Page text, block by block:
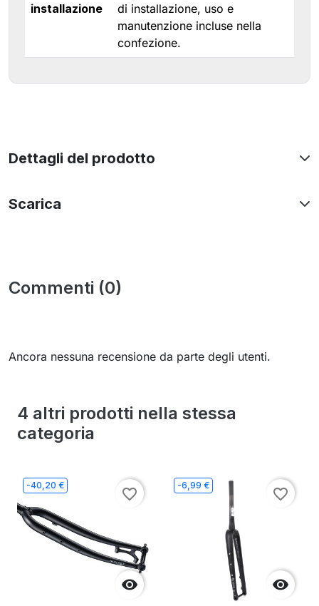
installazione
di installazione, uso e
manutenzione incluse nella
confezione.
Dettagli del prodotto
Scarica
Commenti (0)
Ancora nessuna recensione da parte degli utenti.
4 altri prodotti nella stessa
categoria
-40,20 €

favorite_border
-6,99 €

favorite_border